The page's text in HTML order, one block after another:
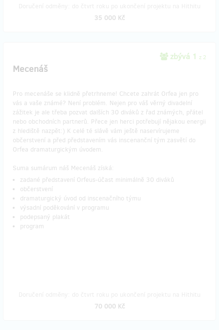
35 000 Kč
zbývá 1 z 2
Mecenáš
Pro mecenáše se klidně přetrhneme! Chcete zahrát Orfea jen pro
vás a vaše známé? Není problém. Nejen pro váš věrný divadelní
zážitek je ale třeba pozvat dalších 30 diváků z řad známých, přátel
nebo obchodních partnerů. Přece jen herci potřebují nějakou energii
z hlediště nazpět:) K celé té slávě vám ještě naservírujeme
občerstvení a před představením vás inscenanční tým zasvětí do
Orfea dramaturgickým úvodem.
Suma sumárum náš Mecenáš získá:
zadané představení Orfeus-účast minimálně 30 diváků
občerstvení
dramaturgický úvod od inscenačního týmu
výsadní poděkování v programu
podepsaný plakát
program
70 000 Kč